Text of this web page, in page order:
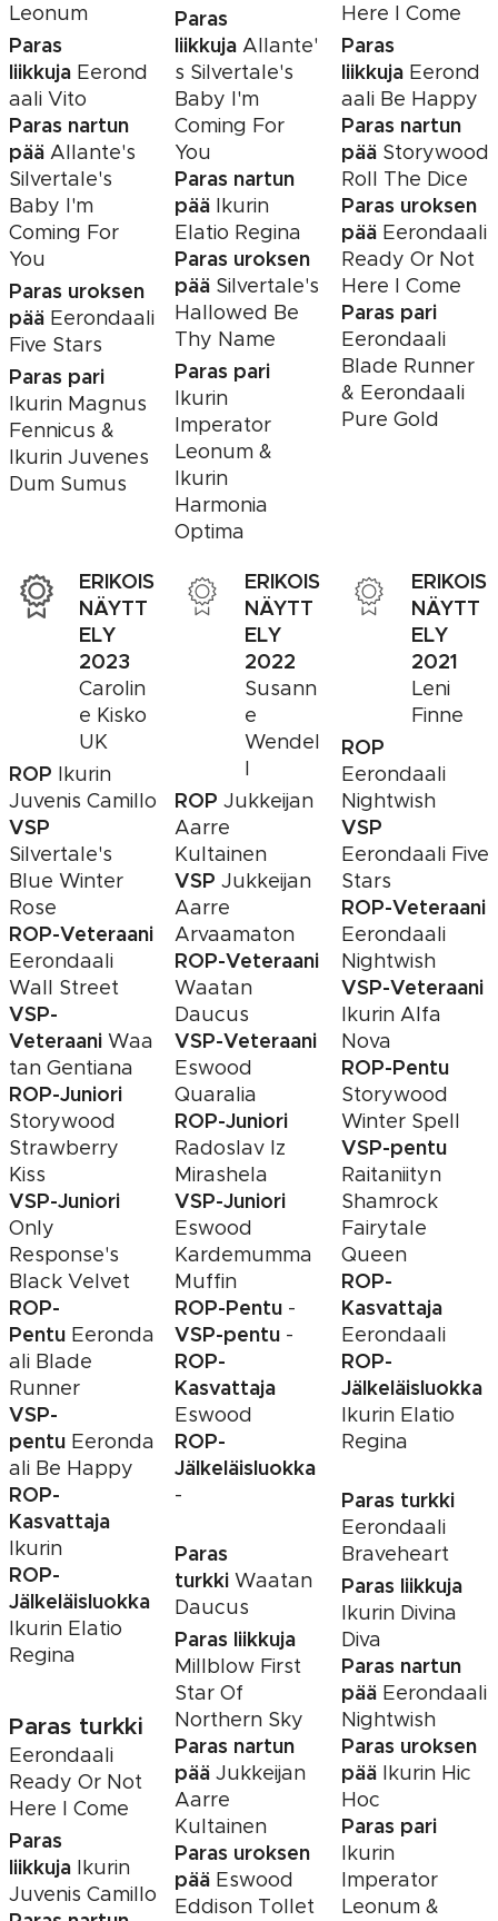
Leonum
Paras
liikkuja Eerond
aali Vito
Paras nartun
pääAllante's
Silvertale's
Baby I'm
Coming For
You
Paras uroksen
pää Eerondaali
Five Stars
Paras pari
Ikurin Magnus
Fennicus &
Ikurin Juvenes
Dum Sumus
Paras
liikkuja Allante'
s Silvertale's
Baby I'm
Coming For
You
Paras nartun
pää Ikurin
Elatio Regina
Paras uroksen
pää Silvertale's
Hallowed Be
Thy Name
Paras pari
Ikurin
Imperator
Leonum &
Ikurin
Harmonia
Optima
Here I Come
Paras
liikkujaEerond
aali Be Happy
Paras nartun
pää Storywood
Roll The Dice
Paras uroksen
pääEerondaali
Ready Or Not
Here I Come
Paras pari
Eerondaali
Blade Runner
& Eerondaali
Pure Gold
ERIKOIS
NÄYTT
ELY
2023
Carolin
e Kisko
UK
ROP Ikurin
Juvenis Camillo
VSP
Silvertale's
Blue Winter
Rose
ROP-Veteraani
Eerondaali
Wall Street
VSP-
Veteraani Waa
tan Gentiana
ROP-Juniori
Storywood
Strawberry
Kiss
VSP-Juniori
Only
Response's
Black Velvet
ROP-
Pentu Eeronda
ali Blade
Runner
VSP-
pentu Eeronda
ali Be Happy
ROP-
Kasvattaja
Ikurin
ROP-
Jälkeläisluokka
Ikurin Elatio
Regina
Paras turkki
Eerondaali
Ready Or Not
Here I Come
Paras
liikkuja Ikurin
Juvenis Camillo
ERIKOIS
NÄYTT
ELY
2022
Susann
e
Wendel
l
ROPJukkeijan
Aarre
Kultainen
VSPJukkeijan
Aarre
Arvaamaton
ROP-Veteraani
Waatan
Daucus
VSP-Veteraani
Eswood
Quaralia
ROP-Juniori
Radoslav Iz
Mirashela
VSP-Juniori
Eswood
Kardemumma
Muffin
ROP-Pentu -
VSP-pentu -
ROP-
Kasvattaja
Eswood
ROP-
Jälkeläisluokka
-
Paras
turkki Waatan
Daucus
Paras liikkuja
Millblow First
Star Of
Northern Sky
Paras nartun
pää Jukkeijan
Aarre
Kultainen
Paras uroksen
pää Eswood
Eddison Tollet
ERIKOIS
NÄYTT
ELY
2021
Leni
Finne
ROP
Eerondaali
Nightwish
VSP
Eerondaali Five
Stars
ROP-Veteraani
Eerondaali
Nightwish
VSP-Veteraani
Ikurin Alfa
Nova
ROP-Pentu
Storywood
Winter Spell
VSP-pentu
Raitaniityn
Shamrock
Fairytale
Queen
ROP-
Kasvattaja
Eerondaali
ROP-
Jälkeläisluokka
Ikurin Elatio
Regina
Paras turkki
Eerondaali
Braveheart
Paras liikkuja
Ikurin Divina
Diva
Paras nartun
pääEerondaali
Nightwish
Paras uroksen
pääIkurin Hic
Hoc
Paras pari
Ikurin
Imperator
Leonum &